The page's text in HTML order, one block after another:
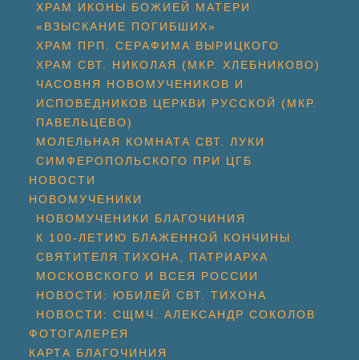
ХРАМ ИКОНЫ БОЖИЕЙ МАТЕРИ
«ВЗЫСКАНИЕ ПОГИБШИХ»
ХРАМ ПРП. СЕРАФИМА ВЫРИЦКОГО
ХРАМ СВТ. НИКОЛАЯ (МКР. ХЛЕБНИКОВО)
ЧАСОВНЯ НОВОМУЧЕНИКОВ И
ИСПОВЕДНИКОВ ЦЕРКВИ РУССКОЙ (МКР.
ПАВЕЛЬЦЕВО)
МОЛЕЛЬНАЯ КОМНАТА СВТ. ЛУКИ
СИМФЕРОПОЛЬСКОГО ПРИ ЦГБ
НОВОСТИ
НОВОМУЧЕНИКИ
НОВОМУЧЕНИКИ БЛАГОЧИНИЯ
К 100-ЛЕТИЮ БЛАЖЕННОЙ КОНЧИНЫ
СВЯТИТЕЛЯ ТИХОНА, ПАТРИАРХА
МОСКОВСКОГО И ВСЕЯ РОССИИ
НОВОСТИ: ЮБИЛЕЙ СВТ. ТИХОНА
НОВОСТИ: СЩМЧ. АЛЕКСАНДР СОКОЛОВ
ФОТОГАЛЕРЕЯ
КАРТА БЛАГОЧИНИЯ